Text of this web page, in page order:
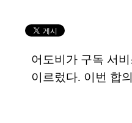
어도비가 구독 서
이르렀다. 이번 합